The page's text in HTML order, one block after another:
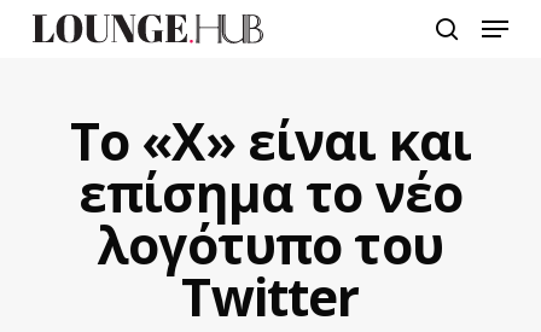
Menu
Το «Χ» είναι και
επίσημα το νέο
λογότυπο του
Twitter